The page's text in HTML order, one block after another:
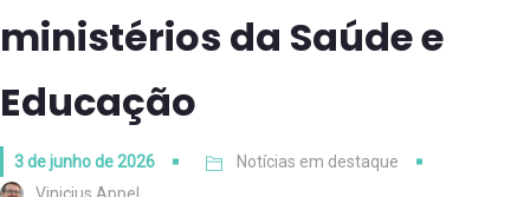
ministérios da Saúde e
Educação
3 de junho de 2026
Notícias em destaque